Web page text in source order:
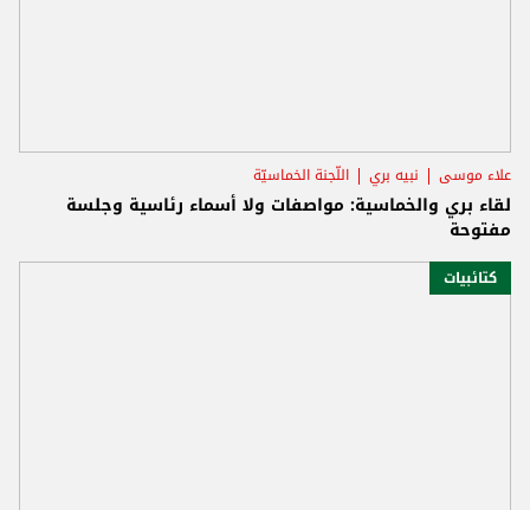
علاء موسى نبيه بري اللّجنة الخماسيّة
لقاء بري والخماسية: مواصفات ولا أسماء رئاسية وجلسة
مفتوحة
كتائبيات